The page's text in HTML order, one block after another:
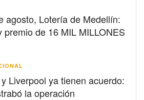
agosto, Lotería de Medellín:
premio de 16 MIL MILLONES
Liverpool ya tienen acuerdo:
la operación